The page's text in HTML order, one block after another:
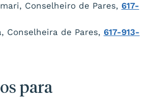
Conselheiro de Pares, 617-
Conselheira de Pares, 617-913-
para